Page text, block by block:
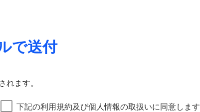
で送付
れます。
下記の利用規約及び個人情報の取扱いに同意します